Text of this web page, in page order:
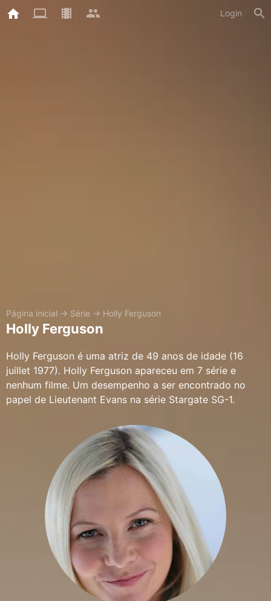
Login
Página inicial → Série → Holly Ferguson
Holly Ferguson
Holly Ferguson é uma atriz de 49 anos de idade (16
juillet 1977). Holly Ferguson apareceu em 7 série e
nenhum filme. Um desempenho a ser encontrado no
papel de Lieutenant Evans na série Stargate SG-1.